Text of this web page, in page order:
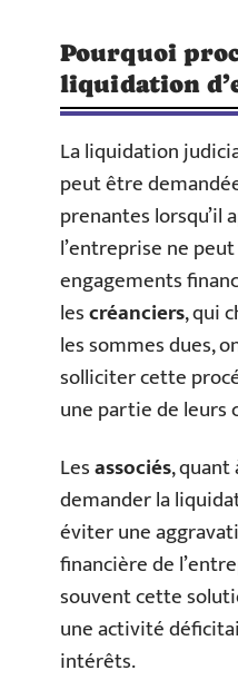
Pourquoi
liquidation
La liquidation
peut être
prenantes lorsqu’il
l’entreprise ne
engagements
lescréanciers, qui
les sommes dues,
solliciter cette
une partie de leurs
Lesassociés,
demander la
éviter une
financière de
souvent cette
une activité
intérêts.